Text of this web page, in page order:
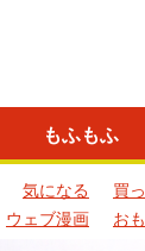
もふもふ
気になる 買
ウェブ漫画 お